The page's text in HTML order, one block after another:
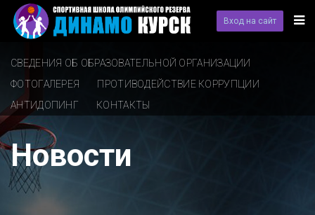
Вход на сайт
СВЕДЕНИЯ ОБ ОБРАЗОВАТЕЛЬНОЙ ОРГАНИЗАЦИИ
ФОТОГАЛЕРЕЯ
ПРОТИВОДЕЙСТВИЕ КОРРУПЦИИ
АНТИДОПИНГ
КОНТАКТЫ
Новости